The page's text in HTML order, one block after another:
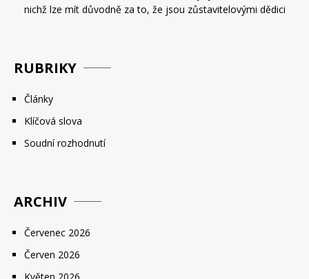
nichž lze mít důvodně za to, že jsou zůstavitelovými dědici
RUBRIKY
Články
Klíčová slova
Soudní rozhodnutí
ARCHIV
Červenec 2026
Červen 2026